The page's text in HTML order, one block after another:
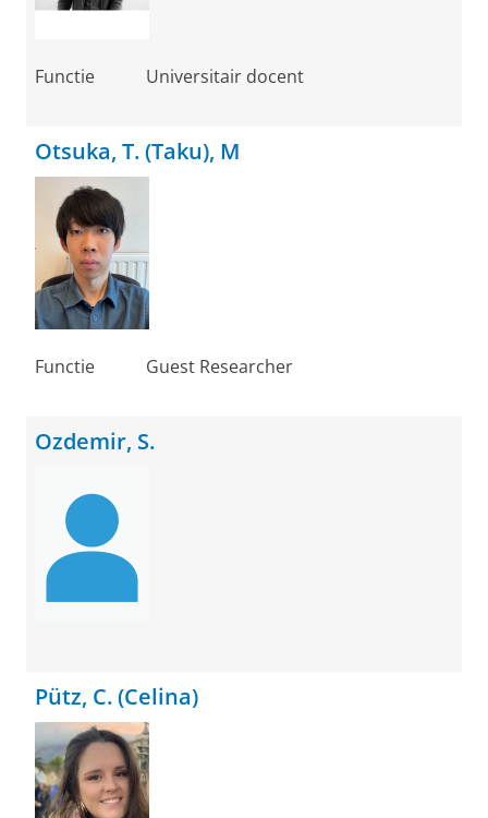
Functie Universitair docent
Otsuka, T. (Taku), M
Functie Guest Researcher
Ozdemir, S.
Pütz, C. (Celina)